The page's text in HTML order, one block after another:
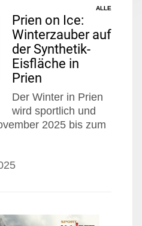
ALLE
Prien on Ice:
Winterzauber auf
der Synthetik-
Eisfläche in
Prien
Der Winter in Prien
wird sportlich und
2025 bis zum